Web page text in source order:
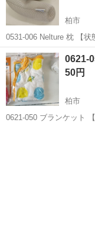
柏市
0531-006 Nelture 枕 【状態】 ・使用に伴う多少のスレ、キズ、落とし
きれない汚れなどござい
きは出来かねますのでご
千葉 柏市
0621-
50円
柏市
0621-050 ブランケット 【状態】 ・使用に伴う多少のスレ、キズ、落